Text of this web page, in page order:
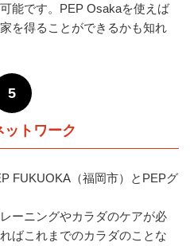
能です。PEP Osakaを使えば
を得ることができるかも知れ
5
ットワーク
FUKUOKA（福岡市）とPEPグ
ーニングやカラダのケアが必
ばこれまでのカラダのことな